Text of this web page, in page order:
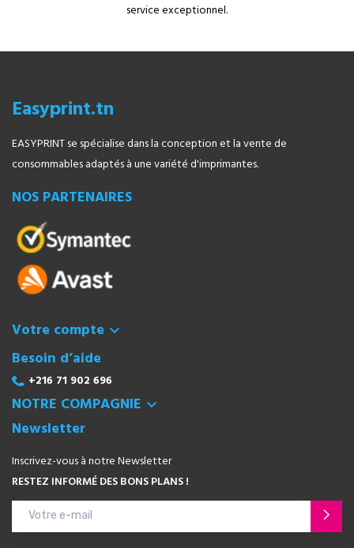
service exceptionnel.
Easyprint.tn
EASYPRINT se spécialise dans la conception et la vente de
consommables adaptés à une variété d'imprimantes.
NOS PARTENAIRES
Votre compte 
Besoin d’aide
+216 71 902 696
NOTRE COMPAGNIE 
Newsletter
Inscrivez-vous à notre Newsletter
RESTEZ INFORMÉ DES BONS PLANS !